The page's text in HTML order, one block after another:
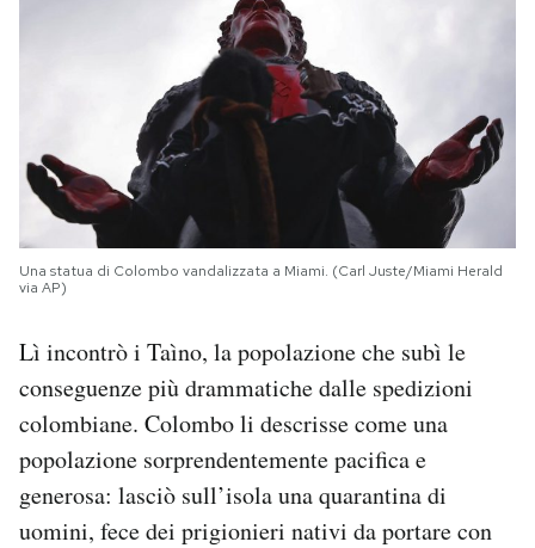
Una statua di Colombo vandalizzata a Miami. (Carl Juste/Miami Herald
via AP)
Lì incontrò i Taìno, la popolazione che subì le
conseguenze più drammatiche dalle spedizioni
colombiane. Colombo li descrisse come una
popolazione sorprendentemente pacifica e
generosa: lasciò sull’isola una quarantina di
uomini, fece dei prigionieri nativi da portare con